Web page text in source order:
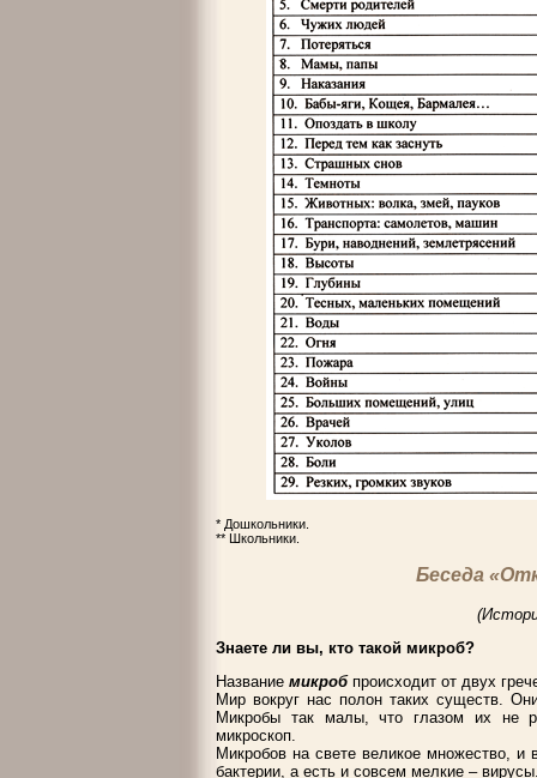
* Дошкольники.
** Школьники.
Беседа
Знаете ли вы, кто такой микроб?
Название микроб происходит от двух
Мир вокруг нас полон таких существ.
Микробы так малы, что глазом их не
микроскоп.
Микробов на свете великое множество, и
бактерии, а есть и совсем мелкие –